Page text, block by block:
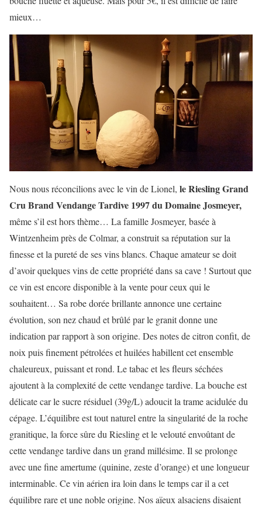
mieux…
Nous nous réconcilions avec le vin de Lionel, le Riesling Grand
Cru Brand Vendange Tardive 1997 du Domaine Josmeyer,
même s’il est hors thème… La famille Josmeyer, basée à
Wintzenheim près de Colmar, a construit sa réputation sur la
finesse et la pureté de ses vins blancs. Chaque amateur se doit
d’avoir quelques vins de cette propriété dans sa cave ! Surtout que
ce vin est encore disponible à la vente pour ceux qui le
souhaitent… Sa robe dorée brillante annonce une certaine
évolution, son nez chaud et brûlé par le granit donne une
indication par rapport à son origine. Des notes de citron confit, de
noix puis finement pétrolées et huilées habillent cet ensemble
chaleureux, puissant et rond. Le tabac et les fleurs séchées
ajoutent à la complexité de cette vendange tardive. La bouche est
délicate car le sucre résiduel (39g/L) adoucit la trame acidulée du
cépage. L’équilibre est tout naturel entre la singularité de la roche
granitique, la force sûre du Riesling et le velouté envoûtant de
cette vendange tardive dans un grand millésime. Il se prolonge
avec une fine amertume (quinine, zeste d’orange) et une longueur
interminable. Ce vin aérien ira loin dans le temps car il a cet
équilibre rare et une noble origine. Nos aïeux alsaciens disaient